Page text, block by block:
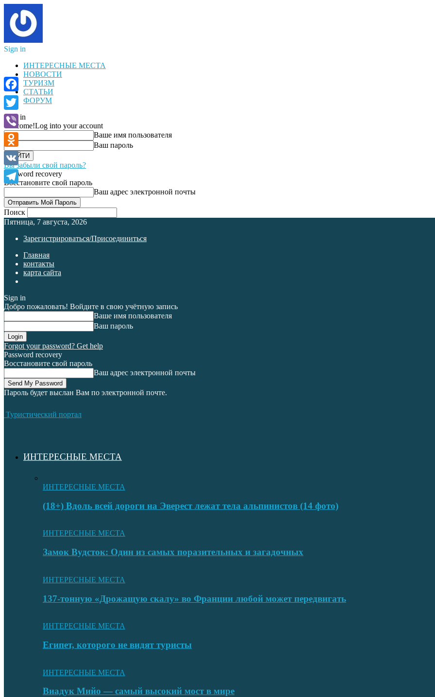
Sign in
ИНТЕРЕСНЫЕ МЕСТА
НОВОСТИ
ТУРИЗМ
СТАТЬИ
ФОРУМ
Sign in
Welcome!Log into your account
Ваше имя пользователя
Ваш пароль
Вы забыли свой пароль?
Password recovery
Восстановите свой пароль
Ваш адрес электронной почты
Поиск
Пятница, 7 августа, 2026
Зарегистрироваться/Присоединиться
Главная
контакты
карта сайта
Sign in
Добро пожаловать! Войдите в свою учётную запись
Ваше имя пользователя
Ваш пароль
Forgot your password? Get help
Password recovery
Восстановите свой пароль
Ваш адрес электронной почты
Пароль будет выслан Вам по электронной почте.
Туристический портал
ИНТЕРЕСНЫЕ МЕСТА
ИНТЕРЕСНЫЕ МЕСТА
(18+) Вдоль всей дороги на Эверест лежат тела альпинистов (14 фото)
ИНТЕРЕСНЫЕ МЕСТА
Замок Вудсток: Один из самых поразительных и загадочных
ИНТЕРЕСНЫЕ МЕСТА
137-тонную «Дрожащую скалу» во Франции любой может передвигать
ИНТЕРЕСНЫЕ МЕСТА
Египет, которого не видят туристы
ИНТЕРЕСНЫЕ МЕСТА
Виадук Мийо — самый высокий мост в мире
Facebook
Twitter
Viber
Odnoklassniki
VK